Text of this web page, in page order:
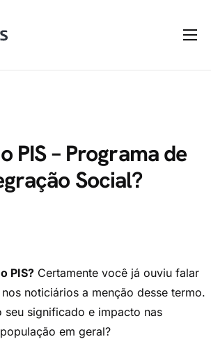
PIS – Programa de
Social?
PIS? Certamente você já ouviu falar
noticiários a menção desse termo.
seu significado e impacto nas
em geral?